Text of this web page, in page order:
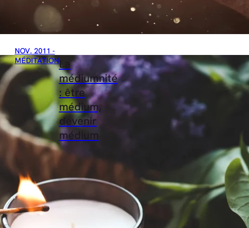
NOV. 2011 -
MÉDITATIONLa
médiumnité
: être
médium,
devenir
médium